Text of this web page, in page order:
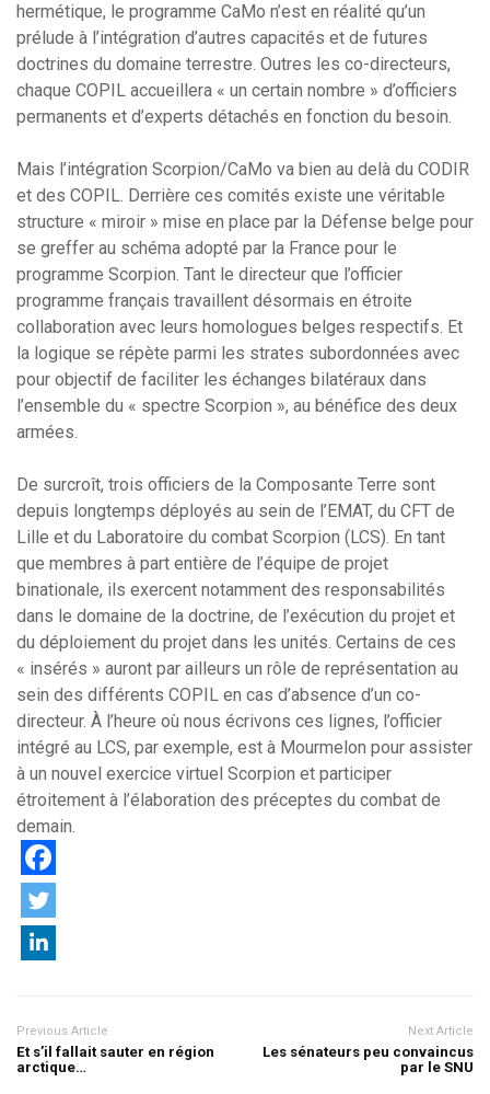
hermétique, le programme CaMo n’est en réalité qu’un
prélude à l’intégration d’autres capacités et de futures
doctrines du domaine terrestre. Outres les co-directeurs,
chaque COPIL accueillera « un certain nombre » d’officiers
permanents et d’experts détachés en fonction du besoin.
Mais l’intégration Scorpion/CaMo va bien au delà du CODIR
et des COPIL. Derrière ces comités existe une véritable
structure « miroir » mise en place par la Défense belge pour
se greffer au schéma adopté par la France pour le
programme Scorpion. Tant le directeur que l’officier
programme français travaillent désormais en étroite
collaboration avec leurs homologues belges respectifs. Et
la logique se répète parmi les strates subordonnées avec
pour objectif de faciliter les échanges bilatéraux dans
l’ensemble du « spectre Scorpion », au bénéfice des deux
armées.
De surcroît, trois officiers de la Composante Terre sont
depuis longtemps déployés au sein de l’EMAT, du CFT de
Lille et du Laboratoire du combat Scorpion (LCS). En tant
que membres à part entière de l’équipe de projet
binationale, ils exercent notamment des responsabilités
dans le domaine de la doctrine, de l’exécution du projet et
du déploiement du projet dans les unités. Certains de ces
« insérés » auront par ailleurs un rôle de représentation au
sein des différents COPIL en cas d’absence d’un co-
directeur. À l’heure où nous écrivons ces lignes, l’officier
intégré au LCS, par exemple, est à Mourmelon pour assister
à un nouvel exercice virtuel Scorpion et participer
étroitement à l’élaboration des préceptes du combat de
demain.
Previous Article
Et s’il fallait sauter en région
arctique…
Next Article
Les sénateurs peu convaincus
par le SNU